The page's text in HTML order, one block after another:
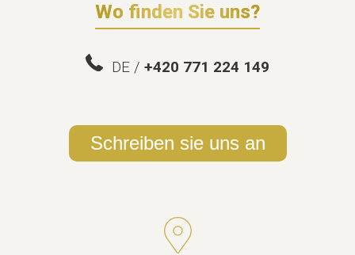
Wo finden Sie uns?
DE / +420 771 224 149
Schreiben sie uns an